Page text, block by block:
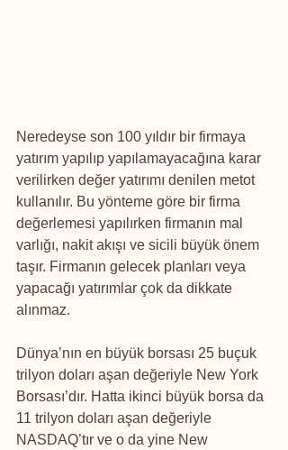
Neredeyse son 100 yıldır bir firmaya
yatırım yapılıp yapılamayacağına karar
verilirken değer yatırımı denilen metot
kullanılır. Bu yönteme göre bir firma
değerlemesi yapılırken firmanın mal
varlığı, nakit akışı ve sicili büyük önem
taşır. Firmanın gelecek planları veya
yapacağı yatırımlar çok da dikkate
alınmaz.
Dünya’nın en büyük borsası 25 buçuk
trilyon doları aşan değeriyle New York
Borsası’dır. Hatta ikinci büyük borsa da
11 trilyon doları aşan değeriyle
NASDAQ’tır ve o da yine New